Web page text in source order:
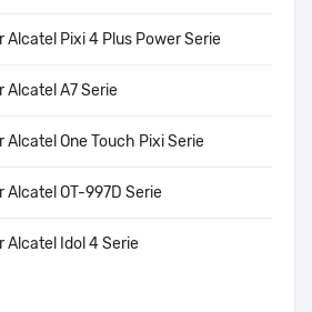
Pixi 4 Plus Power Serie
Alcatel A7 Serie
One Touch Pixi Serie
OT-997D Serie
Alcatel Idol 4 Serie